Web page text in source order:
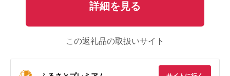
詳細を見る
この返礼品の取扱いサイト